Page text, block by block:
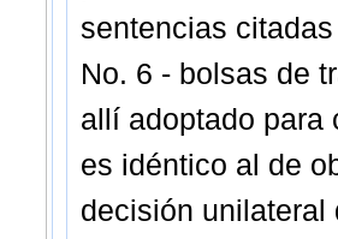
sentencias
No. 6 - bolsas de
allí adoptado para
es idéntico al de
decisión unilateral